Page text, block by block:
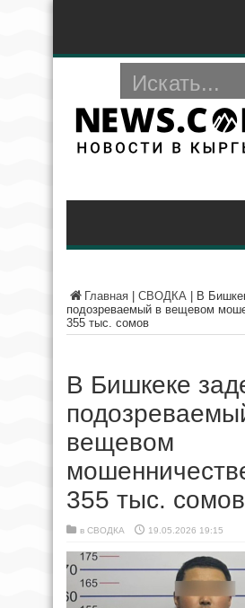
Главная СВОДКА
В
подозреваемый в вещевом
355 тыс. сомов
В Бишкеке
вещевом
355 тыс. сомов
в СВОДКА 19.05.2026 19:15